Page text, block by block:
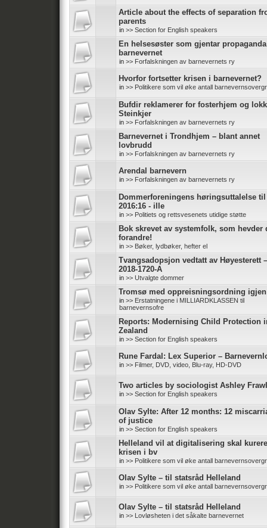
Article about the effects of separation
parents
in >> Section for English speakers
En helsesøster som gjentar
barnevernet
in >> Forfalskningen av barnevernets ry
Hvorfor fortsetter krisen i barnevernet?
in >> Politikere som vil øke antall
Bufdir reklamerer for fosterhjem og
Steinkjer
in >> Forfalskningen av barnevernets ry
Barnevernet i Trondhjem – blant annet
lovbrudd
in >> Forfalskningen av barnevernets ry
Arendal barnevern
in >> Forfalskningen av barnevernets ry
Dommerforeningens høringsuttalelse til
2016:16 - ille
in >> Politiets og rettsvesenets utidige støtte
Bok skrevet av systemfolk, som hevder
forandre!
in >> Bøker, lydbøker, hefter el
Tvangsadopsjon vedtatt av Høyesterett
2018-1720-A
in >> Utvalgte dommer
Tromsø med oppreisningsordning igjen
in >> Erstatningene i MILLIARDKLASSEN til
barnevernsofre
Reports: Modernising Child Protection
Zealand
in >> Section for English speakers
Rune Fardal: Lex Superior –
in >> Filmer, DVD, video, Blu-ray, HD-DVD
Two articles by sociologist Ashley
in >> Section for English speakers
Olav Sylte: After 12 months: 12
of justice
in >> Section for English speakers
Helleland vil at digitalisering skal kurere
krisen i bv
in >> Politikere som vil øke antall
Olav Sylte – til statsråd Helleland
in >> Politikere som vil øke antall
Olav Sylte – til statsråd Helleland
in >> Lovløsheten i det såkalte barnevernet